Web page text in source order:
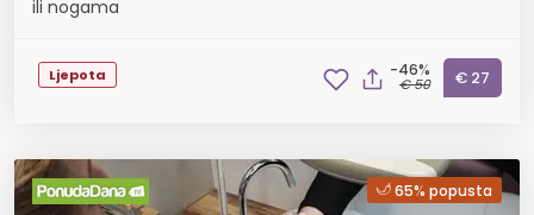
ili nogama
Ljepota -46%
€ 50 € 27
65% popusta